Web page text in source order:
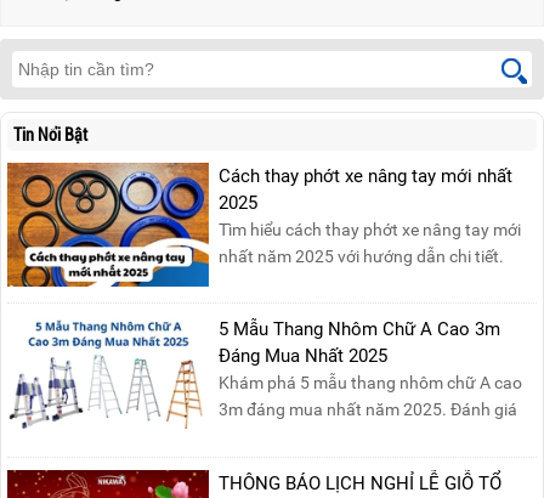
Tin Nổi Bật
Cách thay phớt xe nâng tay mới nhất
2025
Tìm hiểu cách thay phớt xe nâng tay mới
nhất năm 2025 với hướng dẫn chi tiết.
phớt đúng cách, giúp xe nâng hoạt động
hiệu quả và bền lâu!
5 Mẫu Thang Nhôm Chữ A Cao 3m
Đáng Mua Nhất 2025
Khám phá 5 mẫu thang nhôm chữ A cao
3m đáng mua nhất năm 2025. Đánh giá
sản phẩm phù hợp!
THÔNG BÁO LỊCH NGHỈ LỄ GIỖ TỔ